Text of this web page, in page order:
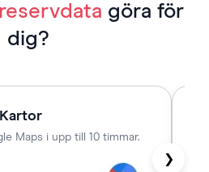
göra för
dig?
Kartor
Maps i upp till 10 timmar.
❯